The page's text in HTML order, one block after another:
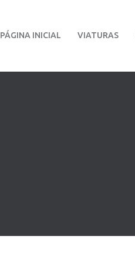
PÁGINA INICIAL VIATURAS